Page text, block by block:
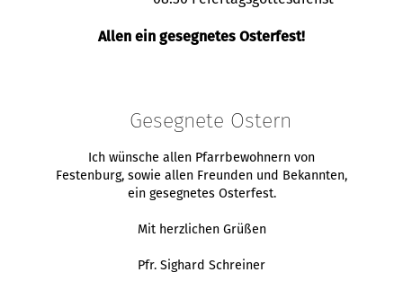
Allen ein gesegnetes Osterfest!
Gesegnete Ostern
Ich wünsche allen Pfarrbewohnern von
Festenburg, sowie allen Freunden und Bekannten,
ein gesegnetes Osterfest.
Mit herzlichen Grüßen
Pfr. Sighard Schreiner